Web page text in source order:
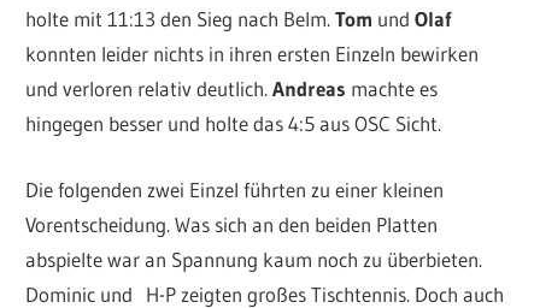
holte mit 11:13 den Sieg nach Belm.Tom undOlaf
konnten leider nichts in ihren ersten Einzeln bewirken
und verloren relativ deutlich.Andreas machte es
hingegen besser und holte das 4:5 aus OSC Sicht.
Die folgenden zwei Einzel führten zu einer kleinen
Vorentscheidung. Was sich an den beiden Platten
abspielte war an Spannung kaum noch zu überbieten.
Dominic und H-P zeigten großes Tischtennis. Doch auch